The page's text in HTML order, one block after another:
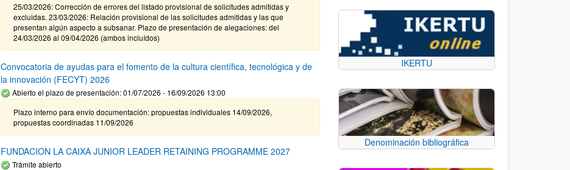
25/03/2026: Corrección de errores del listado provisional de solicitudes admitidas y
excluidas. 23/03/2026: Relación provisional de las solicitudes admitidas y las que
presentan algún aspecto a subsanar. Plazo de presentación de alegaciones: del
24/03/2026 al 09/04/2026 (ambos incluídos)
Convocatoria de ayudas para el fomento de la cultura científica, tecnológica y de
la innovación (FECYT) 2026
Abierto el plazo de presentación: 01/07/2026 - 16/09/2026 13:00
Plazo interno para envío documentación: propuestas individuales 14/09/2026,
propuestas coordinadas 11/09/2026
FUNDACION LA CAIXA JUNIOR LEADER RETAINING PROGRAMME 2027
Trámite abierto
IKERTU
Denominación bibliográfica